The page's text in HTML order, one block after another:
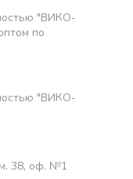
"ВИКО-
по
"ВИКО-
38, оф. №1